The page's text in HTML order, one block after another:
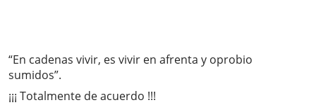
“En cadenas vivir, es vivir en afrenta y oprobio
sumidos”.
¡¡¡ Totalmente de acuerdo !!!